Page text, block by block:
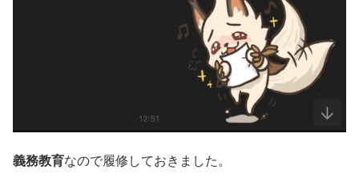
義務教育なので履修しておきました。